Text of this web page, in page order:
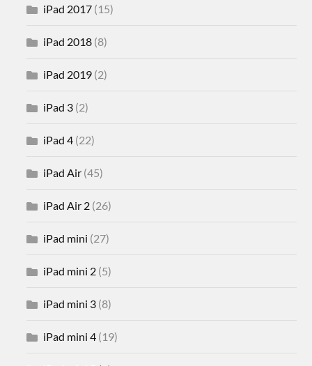
iPad 2017 (15)
iPad 2018 (8)
iPad 2019 (2)
iPad 3 (2)
iPad 4 (22)
iPad Air (45)
iPad Air 2 (26)
iPad mini (27)
iPad mini 2 (5)
iPad mini 3 (8)
iPad mini 4 (19)